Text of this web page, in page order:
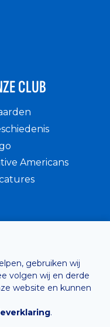
gebruiken wij
volgen wij en derde
website en kunnen
.
CLUB
Americans